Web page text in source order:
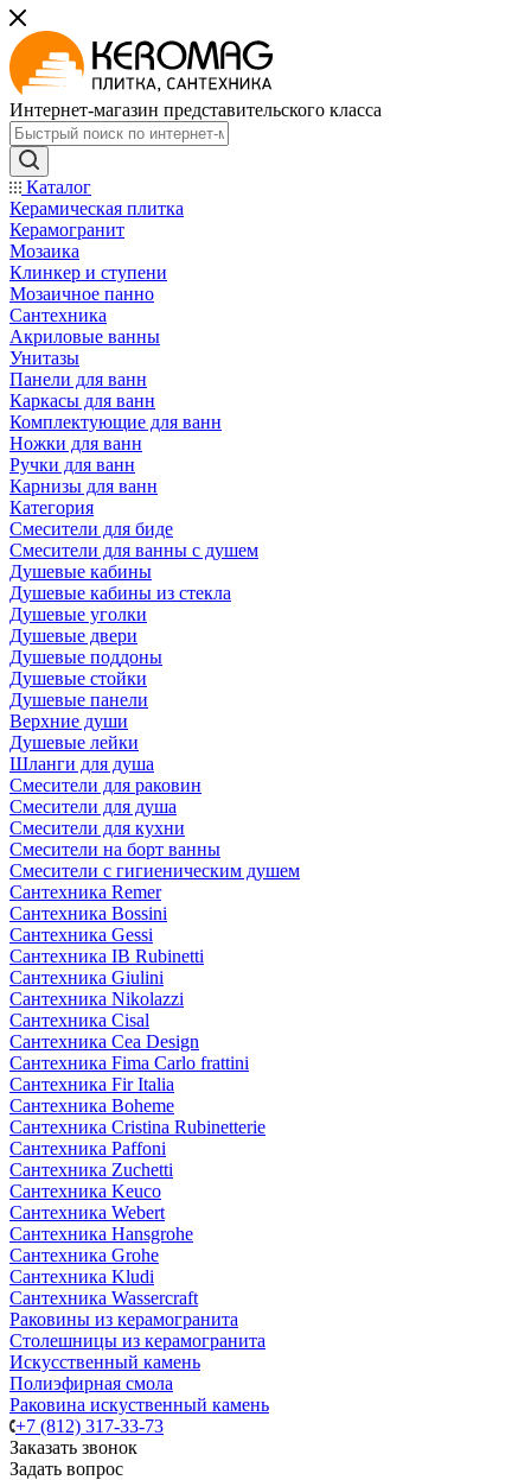
Интернет-магазин представительского класса
Каталог
Керамическая плитка
Керамогранит
Мозаика
Клинкер и ступени
Мозаичное панно
Сантехника
Акриловые ванны
Унитазы
Панели для ванн
Каркасы для ванн
Комплектующие для ванн
Ножки для ванн
Ручки для ванн
Карнизы для ванн
Категория
Смесители для биде
Смесители для ванны с душем
Душевые кабины
Душевые кабины из стекла
Душевые уголки
Душевые двери
Душевые поддоны
Душевые стойки
Душевые панели
Верхние души
Душевые лейки
Шланги для душа
Смесители для раковин
Смесители для душа
Смесители для кухни
Смесители на борт ванны
Смесители с гигиеническим душем
Сантехника Remer
Сантехника Bossini
Сантехника Gessi
Сантехника IB Rubinetti
Сантехника Giulini
Сантехника Nikolazzi
Сантехника Cisal
Сантехника Cea Design
Сантехника Fima Carlo frattini
Сантехника Fir Italia
Сантехника Boheme
Сантехника Cristina Rubinetterie
Сантехника Paffoni
Сантехника Zuchetti
Сантехника Keuco
Сантехника Webert
Сантехника Hansgrohe
Сантехника Grohe
Сантехника Kludi
Сантехника Wassercraft
Раковины из керамогранита
Столешницы из керамогранита
Искусственный камень
Полиэфирная смола
Раковина искуственный камень
+7 (812) 317-33-73
Заказать звонок
Задать вопрос